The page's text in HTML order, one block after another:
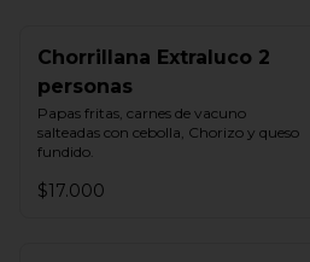
Chorrillana Extraluco 2
personas
Papas fritas, carnes de vacuno
salteadas con cebolla, Chorizo y queso
fundido.
$17.000